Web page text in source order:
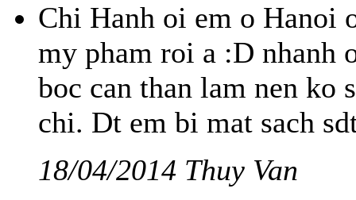
Chi Hanh oi em o Hanoi
my pham roi a :D nhanh
boc can than lam nen ko
chi. Dt em bi mat sach
18/04/2014 Thuy Van